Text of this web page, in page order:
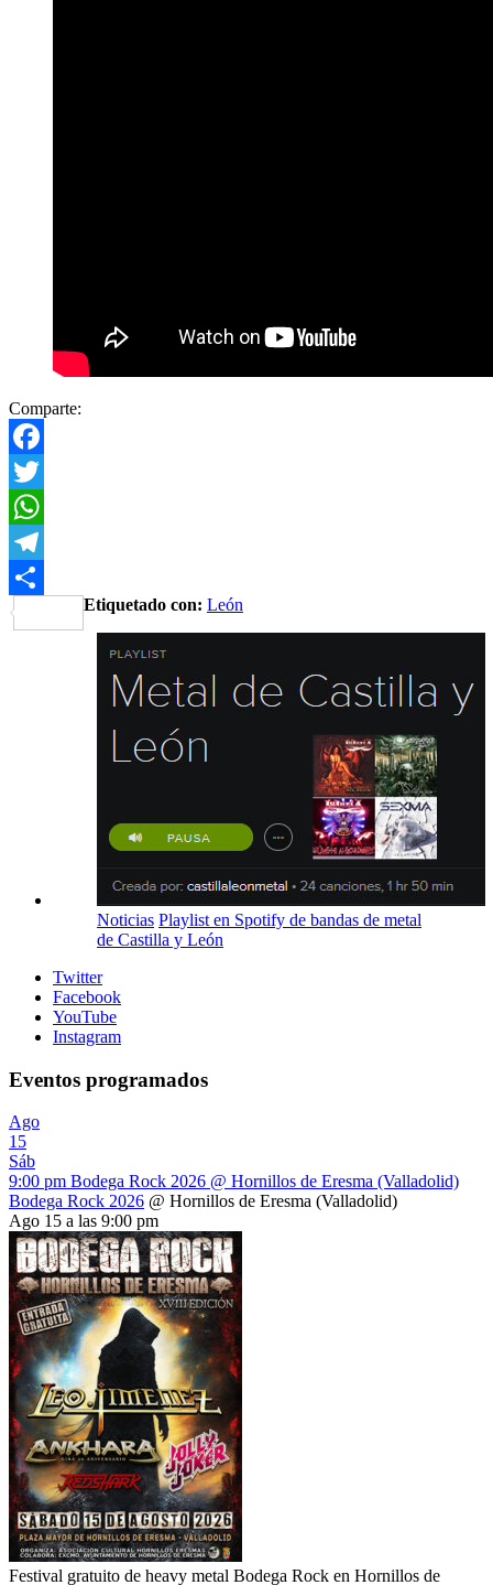
Comparte:
Facebook
Twitter
WhatsApp
Telegram
Share
Etiquetado con: León
Noticias Playlist en Spotify de bandas de metal
de Castilla y León
Twitter
Facebook
YouTube
Instagram
Eventos programados
Ago
15
Sáb
9:00 pm Bodega Rock 2026 @ Hornillos de Eresma (Valladolid)
Bodega Rock 2026 @ Hornillos de Eresma (Valladolid)
Ago 15 a las 9:00 pm
Festival gratuito de heavy metal Bodega Rock en Hornillos de